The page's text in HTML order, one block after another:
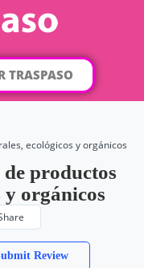
TRASPASO
ecológicos y orgánicos
de productos
y orgánicos
Review